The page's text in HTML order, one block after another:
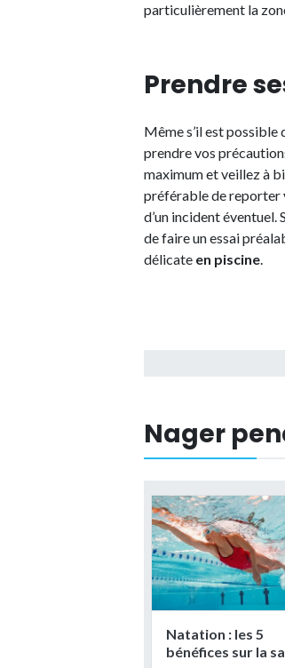
particulièrement la
Prendre
Même s’il est possible
prendre vos
maximum et veillez à
préférable de reporter
d’un incident
de faire un essai
délicate en piscine.
Nager
Natation : les 5
bénéfices sur la